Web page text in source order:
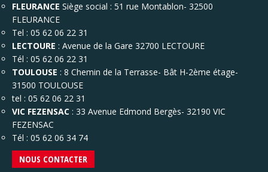
FLEURANCE Siège social : 51 rue Montablon- 32500
FLEURANCE
Tel : 05 62 06 22 31
LECTOURE : Avenue de la Gare 32700 LECTOURE
Tél : 05 62 06 22 31
TOULOUSE : 8 Chemin de la Terrasse- Bât H-2ème étage-
31500 TOULOUSE
tel : 05 62 06 22 31
VIC FEZENSAC : 33 Avenue Edmond Bergès- 32190 VIC
FEZENSAC
Tél : 05 62 06 34 74
NOUS CONTACTER